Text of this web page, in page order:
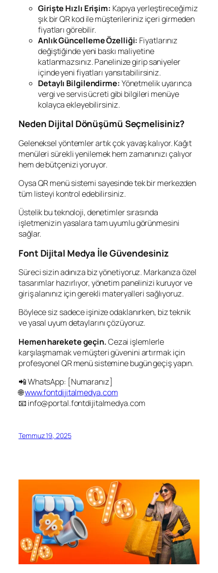
Girişte Hızlı Erişim: Kapıya yerleştireceğimiz
şık bir QR kod ile müşterileriniz içeri girmeden
fiyatları görebilir.
Anlık Güncelleme Özelliği: Fiyatlarınız
değiştiğinde yeni baskı maliyetine
katlanmazsınız. Panelinize girip saniyeler
içinde yeni fiyatları yansıtabilirsiniz.
Detaylı Bilgilendirme: Yönetmelik uyarınca
vergi ve servis ücreti gibi bilgileri menüye
kolayca ekleyebilirsiniz.
Neden Dijital Dönüşümü Seçmelisiniz?
Geleneksel yöntemler artık çok yavaş kalıyor. Kağıt
menüleri sürekli yenilemek hem zamanınızı çalıyor
hem de bütçenizi yoruyor.
Oysa QR menü sistemi sayesinde tek bir merkezden
tüm listeyi kontrol edebilirsiniz.
Üstelik bu teknoloji, denetimler sırasında
işletmenizin yasalara tam uyumlu görünmesini
sağlar.
Font Dijital Medya İle Güvendesiniz
Süreci sizin adınıza biz yönetiyoruz. Markanıza özel
tasarımlar hazırlıyor, yönetim panelinizi kuruyor ve
giriş alanınız için gerekli materyalleri sağlıyoruz.
Böylece siz sadece işinize odaklanırken, biz teknik
ve yasal uyum detaylarını çözüyoruz.
Hemen harekete geçin.Cezai işlemlerle
karşılaşmamak ve müşteri güvenini artırmak için
profesyonel QR menü sistemine bugün geçiş yapın.
📲 WhatsApp: [Numaranız]
🌐www.fontdijitalmedya.com
📧 info@portal.fontdijitalmedya.com
Temmuz 19, 2025